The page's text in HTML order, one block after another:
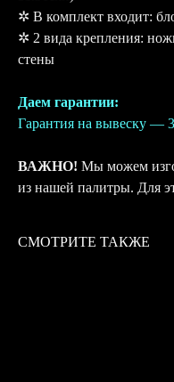
✲ В комплект входит:
✲ 2 вида крепления:
стены
Даем гарантии:
Гарантия на вывеску —
ВАЖНО! Мы можем
из нашей палитры. Для
СМОТРИТЕ ТАКЖЕ